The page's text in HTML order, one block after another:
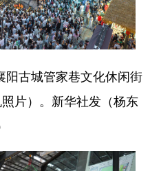
古城管家巷文化休闲街
片）。新华社发（杨东